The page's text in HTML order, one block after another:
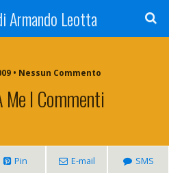
Armando Leotta
• Nessun Commento
Me I Commenti
Pin E-mail SMS